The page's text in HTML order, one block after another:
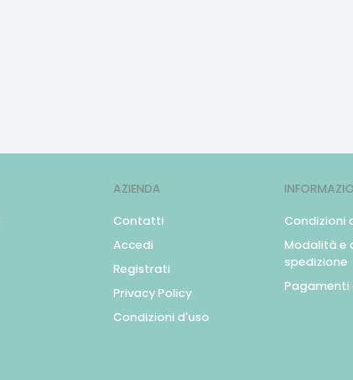
AZIENDA
Contatti
Accedi
Registrati
Privacy Policy
Condizioni d'uso
Condizioni
Modalità e
spedizione